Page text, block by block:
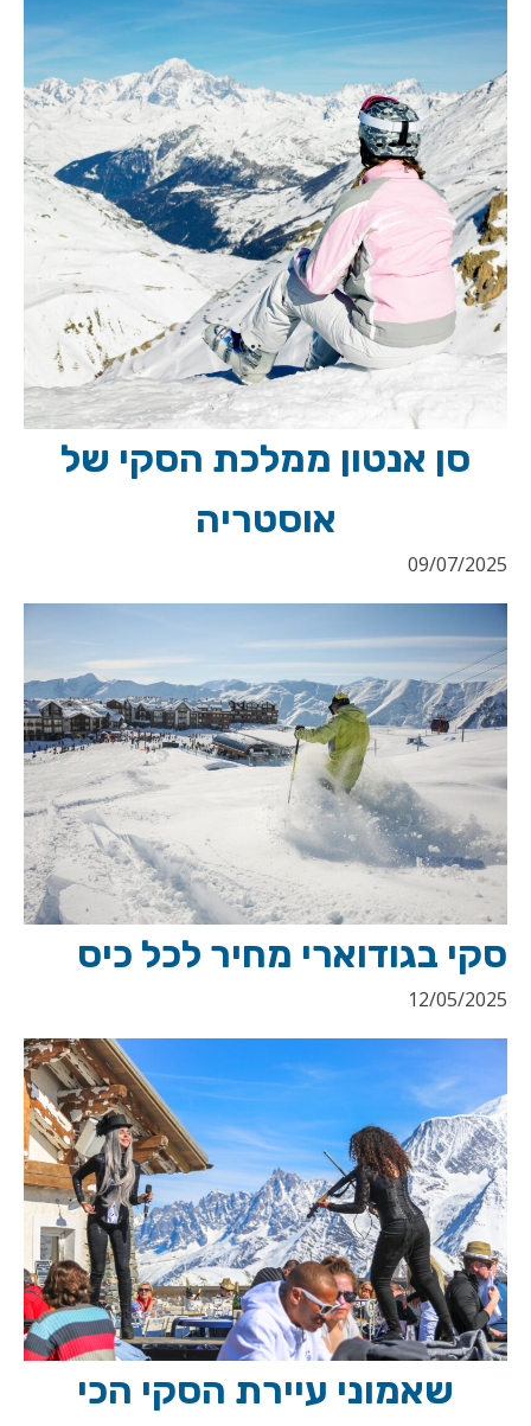
סן אנטון ממלכת הסקי של
אוסטריה
09/07/2025
סקי בגודוארי מחיר לכל כיס
12/05/2025
שאמוני עיירת הסקי הכי